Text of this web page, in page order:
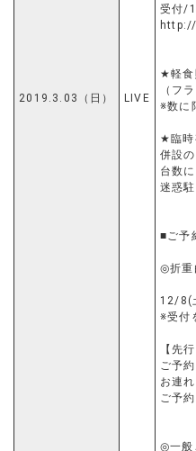
2019.3.03（日） LIVE
受付/
★軽
（フ
※数に
★臨時
併設
台数
迷惑
■ご予
◎折重
12/8(
※受付
【先
ご予
お連
ご予
◎一般